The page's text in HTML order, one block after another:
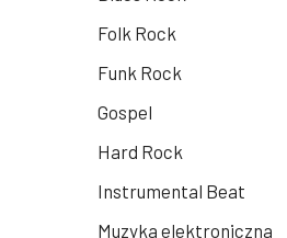
Folk Rock
Funk Rock
Gospel
Hard Rock
Instrumental Beat
Muzyka elektroniczna